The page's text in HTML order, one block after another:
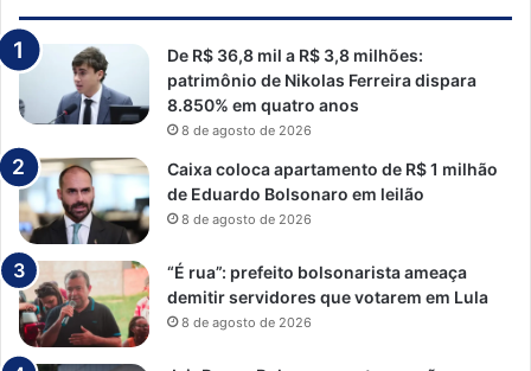
De R$ 36,8 mil a R$ 3,8 milhões:
patrimônio de Nikolas Ferreira dispara
8.850% em quatro anos
8 de agosto de 2026
Caixa coloca apartamento de R$ 1 milhão
de Eduardo Bolsonaro em leilão
8 de agosto de 2026
“É rua”: prefeito bolsonarista ameaça
demitir servidores que votarem em Lula
8 de agosto de 2026